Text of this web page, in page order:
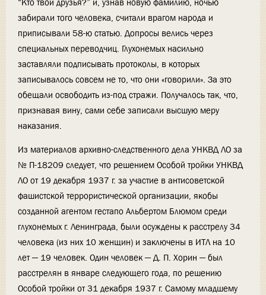
забирали того человека, считали врагом народа и
приписывали 58-ю статью. Допросы велись через
специальных переводчиц. Глухонемых насильно
заставляли подписывать протоколы, в которых
записывалось совсем не то, что они «говорили». За это
обещали освободить из-под стражи. Получалось так, что,
признавая вину, сами себе записали высшую меру
наказания.
Из материалов архивно-следственного дела УНКВД ЛО за
№ П-18209 следует, что решением Особой тройки УНКВД
ЛО от 19 декабря 1937 г. за участие в антисоветской
фашистской террористической организации, якобы
созданной агентом гестапо Альбертом Блюмом среди
глухонемых г. Ленинграда, были осуждены к расстрелу 34
человека (из них 10 женщин) и заключены в ИТЛ на 10
лет — 19 человек. Один человек — Д. П. Хорин — был
расстрелян в январе следующего года, по решению
Особой тройки от 31 декабря 1937 г. Самому младшему